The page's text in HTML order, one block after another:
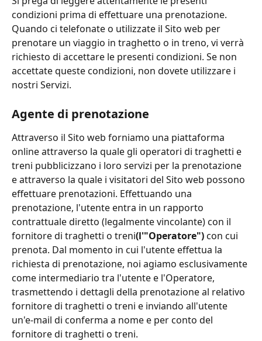
condizioni prima di effettuare una prenotazione.
Quando ci telefonate o utilizzate il Sito web per
prenotare un viaggio in traghetto o in treno, vi verrà
richiesto di accettare le presenti condizioni. Se non
accettate queste condizioni, non dovete utilizzare i
nostri Servizi.
Agente di prenotazione
Attraverso il Sito web forniamo una piattaforma
online attraverso la quale gli operatori di traghetti e
treni pubblicizzano i loro servizi per la prenotazione
e attraverso la quale i visitatori del Sito web possono
effettuare prenotazioni. Effettuando una
prenotazione, l'utente entra in un rapporto
contrattuale diretto (legalmente vincolante) con il
fornitore di traghetti o treni(l'"Operatore") con cui
prenota. Dal momento in cui l'utente effettua la
richiesta di prenotazione, noi agiamo esclusivamente
come intermediario tra l'utente e l'Operatore,
trasmettendo i dettagli della prenotazione al relativo
fornitore di traghetti o treni e inviando all'utente
un'e-mail di conferma a nome e per conto del
fornitore di traghetti o treni.